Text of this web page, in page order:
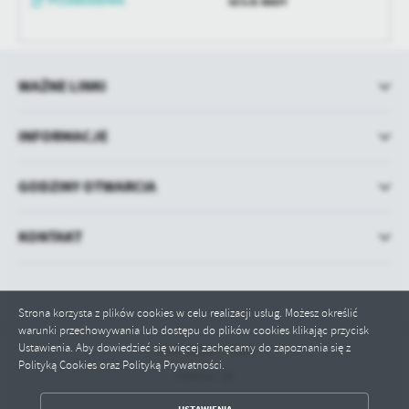
Strona korzysta z plików cookies w celu realizacji usług. Możesz określić
warunki przechowywania lub dostępu do plików cookies klikając przycisk
Ustawienia. Aby dowiedzieć się więcej zachęcamy do zapoznania się z
Polityką Cookies oraz Polityką Prywatności.
treści w postaci wiadomości, ofert, komunikatów mediów
WAŻNE LINKI
INFORMACJE
GODZINY OTWARCIA
KONTAKT
Odwiedzin: 71814